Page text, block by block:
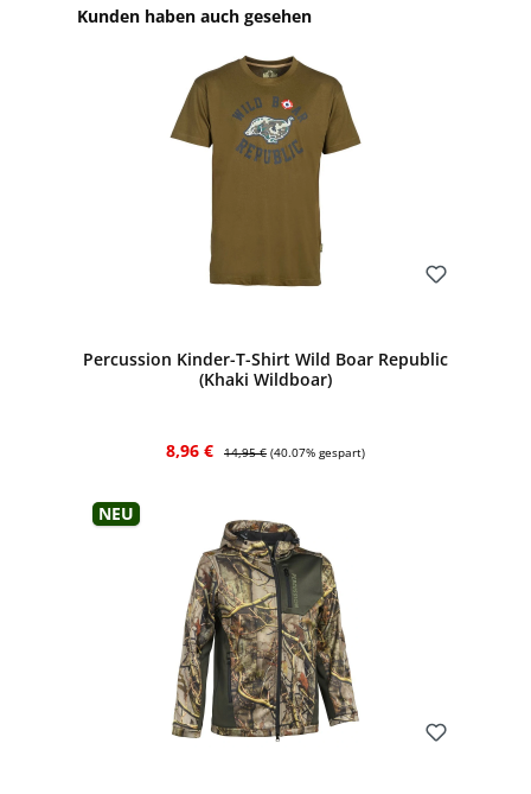
Produktgalerie überspringen
Kunden haben auch gesehen
Percussion Kinder-T-Shirt Wild Boar Republic
(Khaki Wildboar)
Verkaufspreis:
8,96 € Regulärer Preis:
14,95 € (40.07% gespart)
Neu